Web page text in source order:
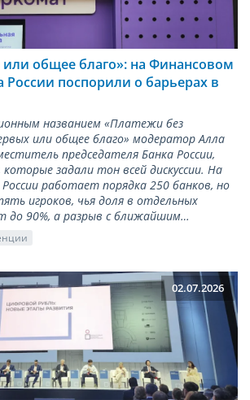
общее благо»: на Финансовом
России поспорили о барьерах в
названием «Платежи без
или общее благо» модератор Алла
председателя Банка России,
задали тон всей дискуссии. На
работает порядка 250 банков, но
игроков, чья доля в отдельных
до 90%, а разрыв с ближайшим…
02.07.2026